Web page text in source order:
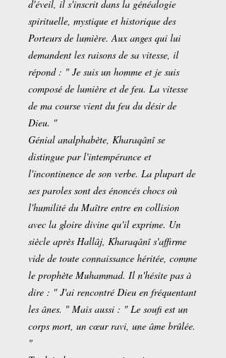
d'éveil, il s'inscrit dans la généalogie
spirituelle, mystique et historique des
Porteurs de lumière. Aux anges qui lui
demandent les raisons de sa vitesse, il
répond : " Je suis un homme et je suis
composé de lumière et de feu. La vitesse
de ma course vient du feu du désir de
Dieu. "
Génial analphabète, Kharaqânî se
distingue par l'intempérance et
l'incontinence de son verbe. La plupart de
ses paroles sont des énoncés chocs où
l'humilité du Maître entre en collision
avec la gloire divine qu'il exprime. Un
siècle après Hallâj, Kharaqânî s'affirme
vide de toute connaissance héritée, comme
le prophète Muhammad. Il n'hésite pas à
dire : " J'ai rencontré Dieu en fréquentant
les ânes. " Mais aussi : " Le soufi est un
corps mort, un cœur ravi, une âme brûlée.
"